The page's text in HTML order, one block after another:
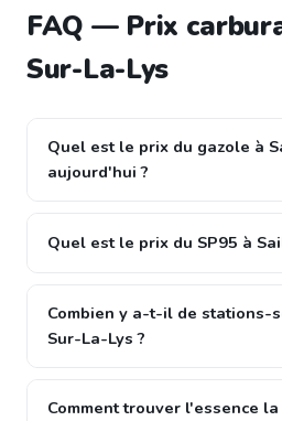
FAQ — Prix
Sur-La-Lys
Quel est le prix du gazole à
aujourd'hui ?
Quel est le prix du SP95 à
Combien y a-t-il de stations-
Sur-La-Lys ?
Comment trouver l'essence